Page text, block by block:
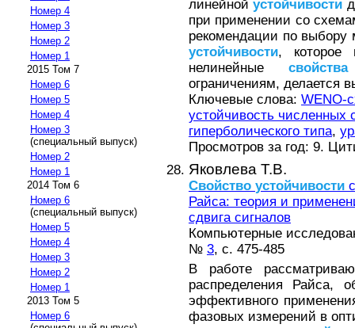
Номер 4
Номер 3
Номер 2
Номер 1
2015 Том 7
Номер 6
Номер 5
Номер 4
Номер 3
(специальный выпуск)
Номер 2
Номер 1
2014 Том 6
Номер 6
(специальный выпуск)
Номер 5
Номер 4
Номер 3
Номер 2
Номер 1
2013 Том 5
Номер 6
линейнойустойчивости
при применении со
рекомендации по выбору
устойчивости, которое
нелинейныесвойства
ограничениям, делается
Ключевые слова: WENO-
устойчивость численных
гиперболического типа,
Просмотров за год: 9.
Яковлева Т.В.
Свойство устойчивости
Райса: теория и
сдвига сигналов
Компьютерные
№ 3, с. 475-485
В работе
распределения Райса,
эффективного
фазовых измерений в